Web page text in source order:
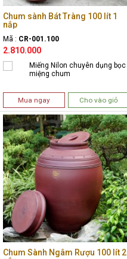
Chum sành Bát Tràng 100 lít 1
nắp
Mã : CR-001.100
2.810.000
Miếng Nilon chuyên dụng bọc
miệng chum
Mua ngay Cho vào giỏ
Chum Sành Ngâm Rượu 100 lít 2